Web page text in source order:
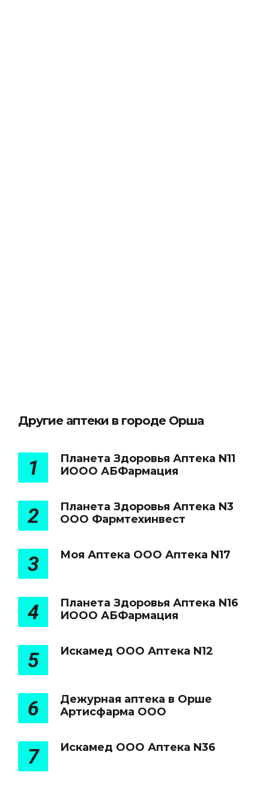
Другие аптеки в городе Орша
1
Планета Здоровья Аптека N11
ИООО АБФармация
2
Планета Здоровья Аптека N3
ООО Фармтехинвест
3 Моя Аптека ООО Аптека N17
4
Планета Здоровья Аптека N16
ИООО АБФармация
5 Искамед ООО Аптека N12
6
Дежурная аптека в Орше
Артисфарма ООО
7 Искамед ООО Аптека N36